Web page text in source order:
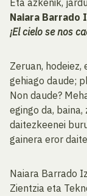
Eta azkenik,
Naiara Barrado
¡El cielo se nos
Zeruan, hodeiez,
gehiago daude;
Non daude?
egingo da,
daitezkeenei
gainera eror
Naiara Barrado
Zientzia eta